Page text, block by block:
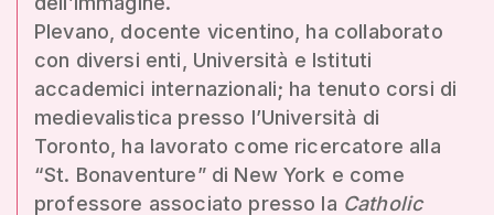
Plevano, docente vicentino, ha collaborato
con diversi enti, Università e Istituti
accademici internazionali; ha tenuto corsi di
medievalistica presso l’Università di
Toronto, ha lavorato come ricercatore alla
“St. Bonaventure” di New York e come
professore associato presso la Catholic